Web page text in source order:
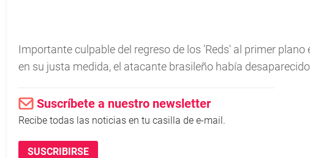
Importante culpable del regreso de los 'Reds' al primer
en su justa medida, el atacante brasileño había
Suscríbete a nuestro newsletter
Recibe todas las noticias en tu casilla de e-mail.
SUSCRIBIRSE